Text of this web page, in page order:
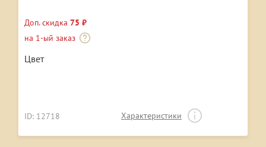
Доп. скидка 75 ₽
на 1-ый заказ
Цвет
ID: 12718 Характеристики